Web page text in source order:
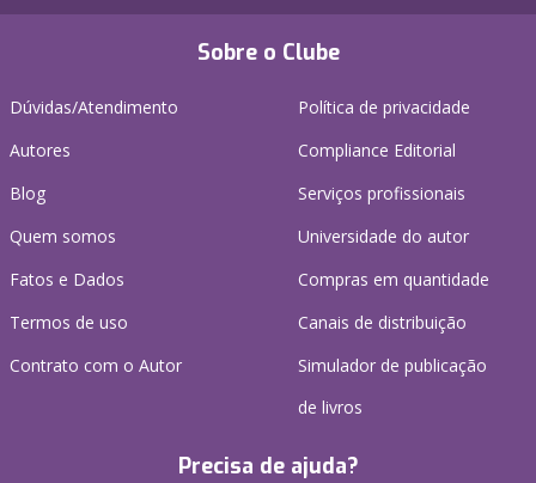
Sobre o Clube
Dúvidas/Atendimento
Autores
Blog
Quem somos
Fatos e Dados
Termos de uso
Contrato com o Autor
Política de privacidade
Compliance Editorial
Serviços profissionais
Universidade do autor
Compras em quantidade
Canais de distribuição
Simulador de publicação
de livros
Precisa de ajuda?